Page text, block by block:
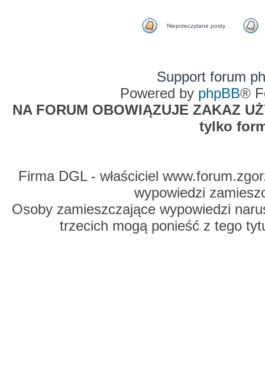
Nieprzeczytane posty
Support forum
Powered by phpBB®
NA FORUM OBOWIĄZUJE ZAKAZ
tylko
Firma DGL - właściciel
wypowiedzi
Osoby zamieszczające wypowiedzi
trzecich mogą ponieść z tego